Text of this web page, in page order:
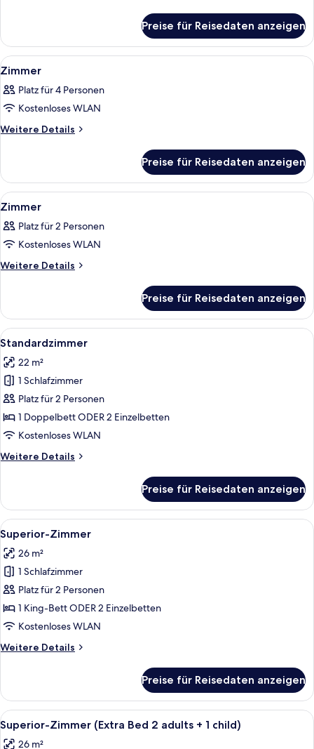
Double
Preise für Reisedaten anzeigen
Alle
Fotos
für
Zimmer
anzeigen
Ein Hotelzimmer mit Bett,
5
Zimmer
Platz für 4 Personen
Kostenloses WLAN
Weitere Details
Weitere
Preise für Reisedaten anzeigen
Alle
Fotos
für
Zimmer
anzeigen
Ein Hotelzimmer mit zwei Betten,
6
Zimmer
Platz für 2 Personen
Kostenloses WLAN
Weitere Details
Weitere
Preise für Reisedaten anzeigen
Alle
Fotos
für
Standardzimmer
anzeigen
Ein Hotelzimmer mit einem großen
10
Standardzimmer
22 m²
1 Schlafzimmer
Platz für 2 Personen
1 Doppelbett ODER 2 Einzelbetten
Kostenloses WLAN
Weitere Details
Weitere
Preise für Reisedaten anzeigen
Alle
Fotos
für
Superior-
Zimmer
anzeigen
Ein Hotelzimmer mit Bett,
10
Superior-Zimmer
26 m²
1 Schlafzimmer
Platz für 2 Personen
1 King-Bett ODER 2 Einzelbetten
Kostenloses WLAN
Weitere Details
Weitere
Zimmer
Preise für Reisedaten anzeigen
Alle
Fotos
Ein Hotelzimmer mit Bett,
10
Superior-Zimmer (Extra Bed 2 adults + 1 child)
26 m²